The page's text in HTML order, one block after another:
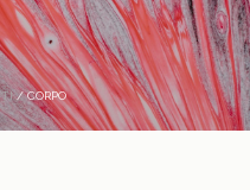
/ CORPO